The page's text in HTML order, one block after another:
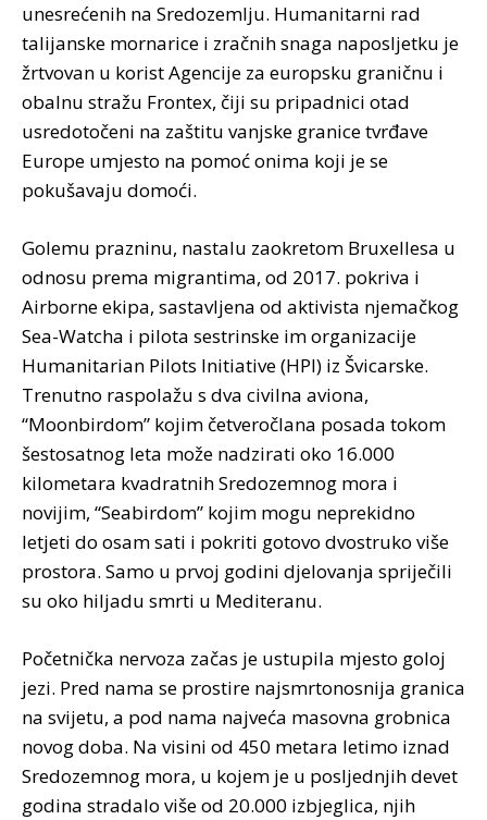
unesrećenih na Sredozemlju. Humanitarni rad
talijanske mornarice i zračnih snaga naposljetku je
žrtvovan u korist Agencije za europsku graničnu i
obalnu stražu Frontex, čiji su pripadnici otad
usredotočeni na zaštitu vanjske granice tvrđave
Europe umjesto na pomoć onima koji je se
pokušavaju domoći.
Golemu prazninu, nastalu zaokretom Bruxellesa u
odnosu prema migrantima, od 2017. pokriva i
Airborne ekipa, sastavljena od aktivista njemačkog
Sea-Watcha i pilota sestrinske im organizacije
Humanitarian Pilots Initiative (HPI) iz Švicarske.
Trenutno raspolažu s dva civilna aviona,
“Moonbirdom” kojim četveročlana posada tokom
šestosatnog leta može nadzirati oko 16.000
kilometara kvadratnih Sredozemnog mora i
novijim, “Seabirdom” kojim mogu neprekidno
letjeti do osam sati i pokriti gotovo dvostruko više
prostora. Samo u prvoj godini djelovanja spriječili
su oko hiljadu smrti u Mediteranu.
Početnička nervoza začas je ustupila mjesto goloj
jezi. Pred nama se prostire najsmrtonosnija granica
na svijetu, a pod nama najveća masovna grobnica
novog doba. Na visini od 450 metara letimo iznad
Sredozemnog mora, u kojem je u posljednjih devet
godina stradalo više od 20.000 izbjeglica, njih